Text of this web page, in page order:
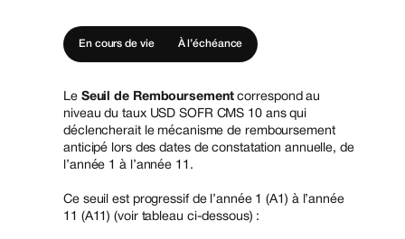
En cours de vie À l’échéance
Le Seuil de Remboursementcorrespond au
niveau du taux USD SOFR CMS 10 ans qui
déclencherait le mécanisme de remboursement
anticipé lors des dates de constatation annuelle, de
l’année 1 à l’année 11.
Ce seuil est progressif de l’année 1 (A1) à l’année
11 (A11) (voir tableau ci-dessous) :